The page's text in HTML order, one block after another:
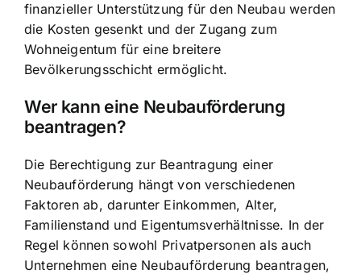
finanzieller Unterstützung für den Neubau werden
die Kosten gesenkt und der Zugang zum
Wohneigentum für eine breitere
Bevölkerungsschicht ermöglicht.
Wer kann eine Neubauförderung
beantragen?
Die Berechtigung zur Beantragung einer
Neubauförderung hängt von verschiedenen
Faktoren ab, darunter Einkommen, Alter,
Familienstand und Eigentumsverhältnisse. In der
Regel können sowohl Privatpersonen als auch
Unternehmen eine Neubauförderung beantragen,